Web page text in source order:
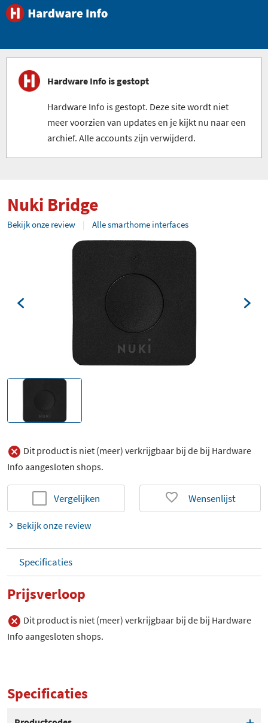
Hardware Info is gestopt
Hardware Info is gestopt. Deze site wordt niet
meer voorzien van updates en je kijkt nu naar een
archief. Alle accounts zijn verwijderd.
Nuki Bridge
Bekijk onze review Alle smarthome interfaces
Dit product is niet (meer) verkrijgbaar bij de bij Hardware
Info aangesloten shops.
Vergelijken Wensenlijst
Bekijk onze review
Specificaties
Prijsverloop
Dit product is niet (meer) verkrijgbaar bij de bij Hardware
Info aangesloten shops.
Specificaties